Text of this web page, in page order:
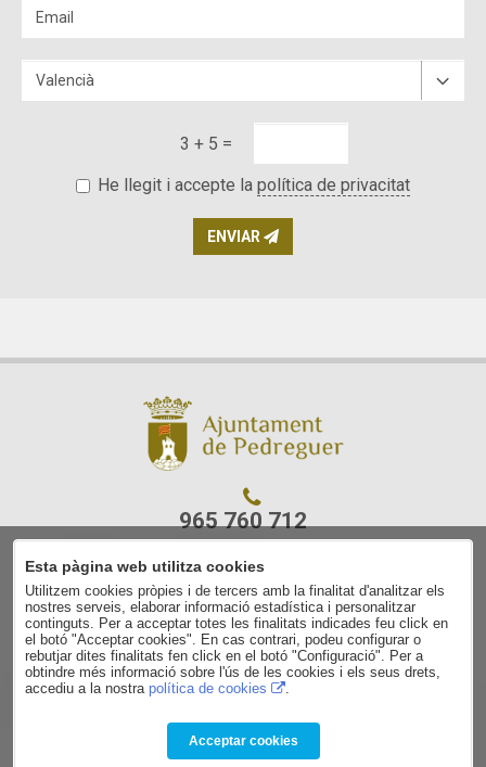
3 + 5 =
He llegit i accepte la política de privacitat
ENVIAR
965 760 712
C/ Ajuntament, 7
03750 Pedreguer
(Alacant)
Avís legal
Contacte
Política de cookies
Condicions de contractació
Esta pàgina web utilitza cookies
Utilitzem cookies pròpies i de tercers amb la finalitat d'analitzar els
nostres serveis, elaborar informació estadística i personalitzar
continguts. Per a acceptar totes les finalitats indicades feu click en
el botó "Acceptar cookies". En cas contrari, podeu configurar o
rebutjar dites finalitats fen click en el botó "Configuració". Per a
obtindre més informació sobre l'ús de les cookies i els seus drets,
accediu a la nostra política de cookies .
Acceptar cookies